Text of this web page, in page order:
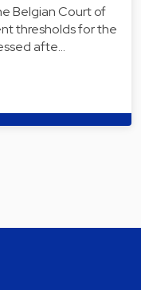
Belgian Court of
thresholds for the
afte…